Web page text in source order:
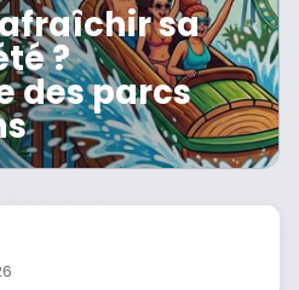
sa
?
des parcs